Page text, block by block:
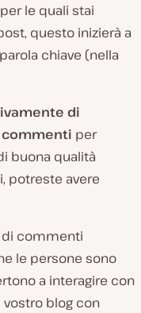
le quali stai
questo inizierà a
chiave (nella
di
per
buona qualità
potreste avere
di commenti
le persone sono
a interagire con
vostro blog con